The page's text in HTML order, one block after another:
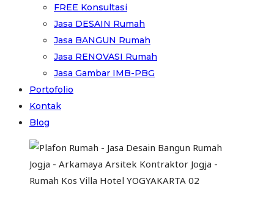
FREE Konsultasi
Jasa DESAIN Rumah
Jasa BANGUN Rumah
Jasa RENOVASI Rumah
Jasa Gambar IMB-PBG
Portofolio
Kontak
Blog